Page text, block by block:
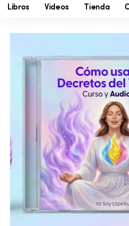
Libros Videos Tienda